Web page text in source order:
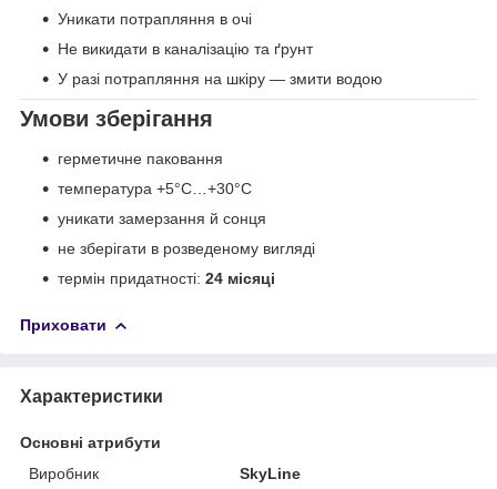
Уникати потрапляння в очі
Не викидати в каналізацію та ґрунт
У разі потрапляння на шкіру — змити водою
Умови зберігання
герметичне паковання
температура +5°C…+30°C
уникати замерзання й сонця
не зберігати в розведеному вигляді
термін придатності: 24 місяці
Приховати
Характеристики
Основні атрибути
Виробник
SkyLine